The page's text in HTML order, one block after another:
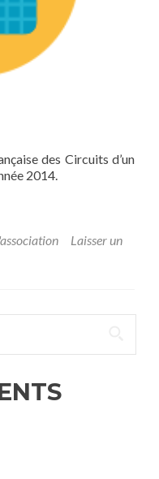
des Circuits d’un
2014.
Laisser un